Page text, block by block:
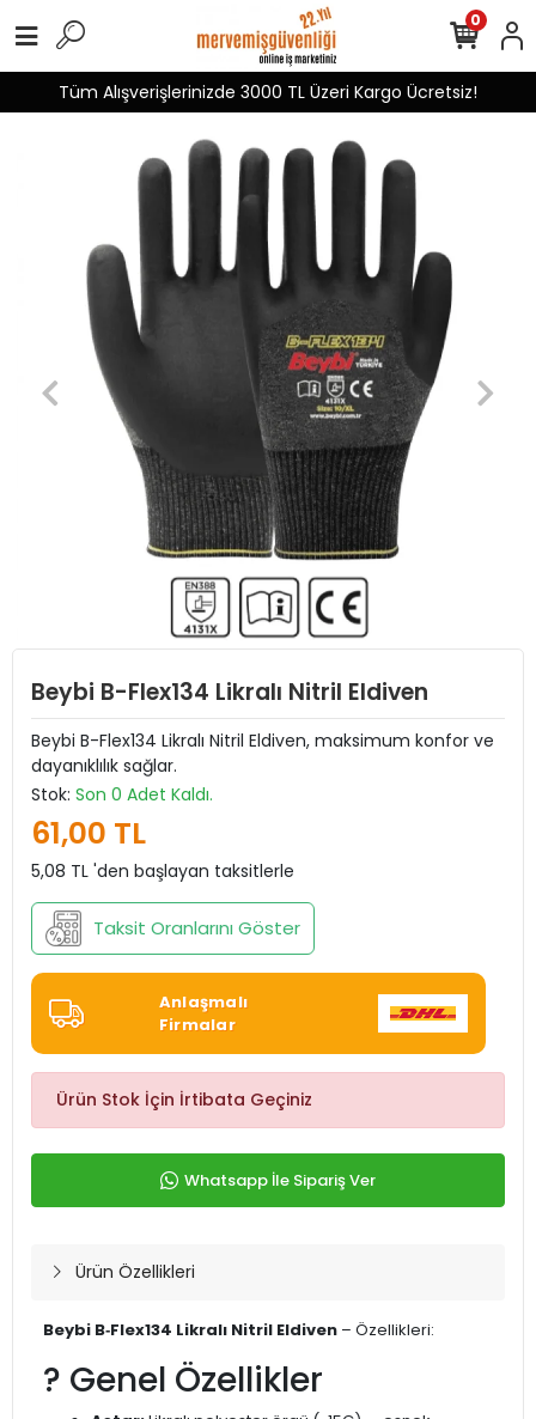
Tüm Alışverişlerinizde 3000 TL Üzeri Kargo Ücretsiz!
0
Beybi B-Flex134 Likralı Nitril Eldiven
Beybi B-Flex134 Likralı Nitril Eldiven, maksimum konfor ve
dayanıklılık sağlar.
Stok: Son 0 Adet Kaldı.
61,00 TL
5,08 TL 'den başlayan taksitlerle
Taksit Oranlarını Göster
Anlaşmalı
Firmalar
Ürün Stok İçin İrtibata Geçiniz
Whatsapp İle Sipariş Ver
Ürün Özellikleri
Beybi B‑Flex134 Likralı Nitril Eldiven – Özellikleri:
? Genel Özellikler